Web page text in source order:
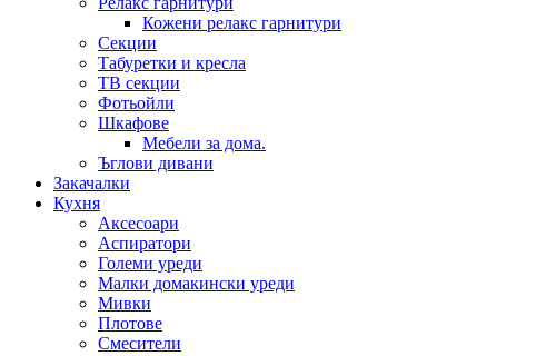
Кожени релакс гарнитури
Секции
Табуретки и кресла
ТВ секции
Фотьойли
Шкафове
Мебели за дома.
Ъглови дивани
Закачалки
Кухня
Аксесоари
Аспиратори
Големи уреди
Малки домакински уреди
Мивки
Плотове
Смесители